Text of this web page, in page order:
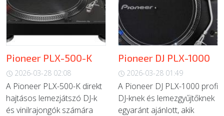
Pioneer PLX-500-K
2026-03-28 02:08
A Pioneer PLX-500-K direkt
hajtásos lemezjátszó DJ-k
és vinilrajongók számára
Pioneer DJ PLX-1000
2026-03-28 01:49
A Pioneer DJ PLX-1000 profi
DJ-knek és lemezgyűjtőknek
egyaránt ajánlott, akik